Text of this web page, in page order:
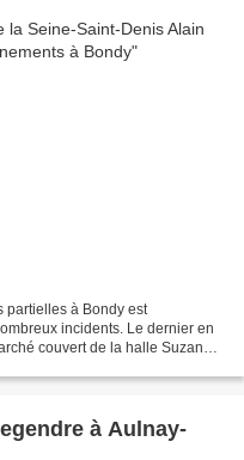
partielles à Bondy est
incidents. Le dernier en
couvert de la halle Suzanne
à Aulnay-